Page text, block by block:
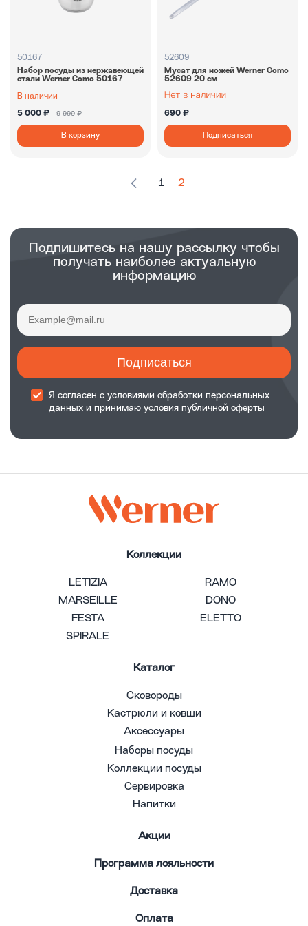
50167
Набор посуды из нержавеющей
стали Werner Como 50167
В наличии
5 000 ₽ 9 999 ₽
В корзину
52609
Мусат для ножей Werner Como
52609 20 см
690 ₽
Подписаться
1 2
Подпишитесь на нашу рассылку чтобы
получать наиболее актуальную
информацию
Подписаться
Я согласен с условиями обработки персональных
данных и принимаю условия публичной оферты
Коллекции
LETIZIA
RAMO
MARSEILLE
DONO
FESTA
ELETTO
SPIRALE
Каталог
Сковороды
Кастрюли и ковши
Аксессуары
Наборы посуды
Коллекции посуды
Сервировка
Напитки
Акции
Программа лояльности
Доставка
Оплата